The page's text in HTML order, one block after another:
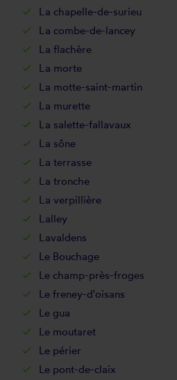
La chapelle-de-surieu
La combe-de-lancey
La flachère
La morte
La motte-saint-martin
La murette
La salette-fallavaux
La sône
La terrasse
La tronche
La verpillière
Lalley
Lavaldens
Le Bouchage
Le champ-près-froges
Le freney-d'oisans
Le gua
Le moutaret
Le périer
Le pont-de-claix